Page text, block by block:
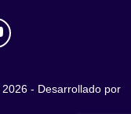
2026 - Desarrollado por